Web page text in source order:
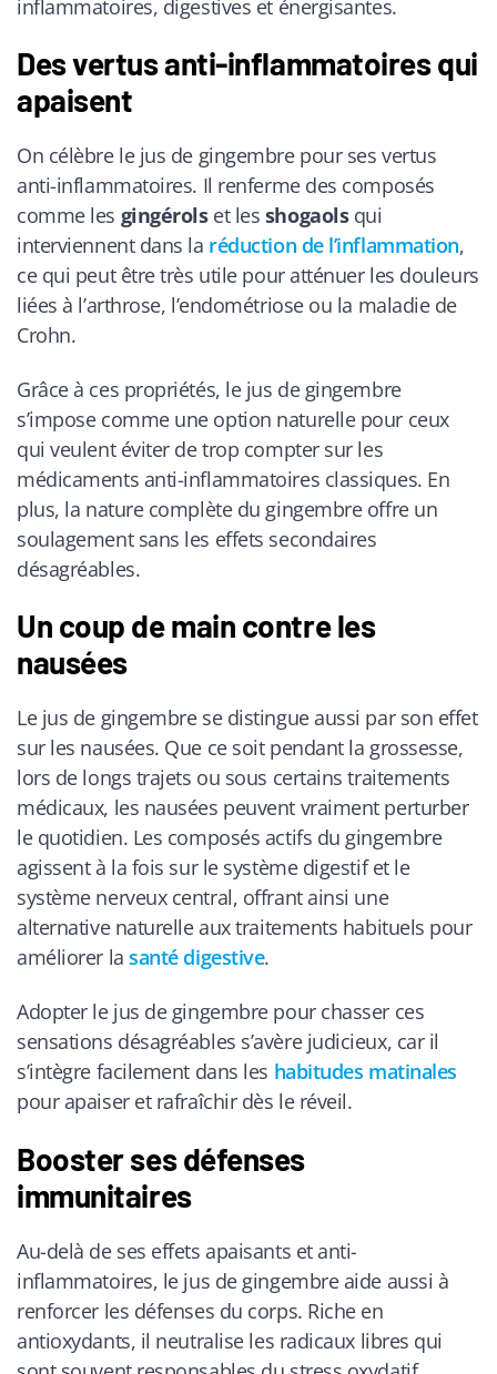
inflammatoires, digestives et énergisantes.
Des vertus anti-inflammatoires qui
apaisent
On célèbre le jus de gingembre pour ses vertus
anti-inflammatoires. Il renferme des composés
comme les gingérolset les shogaolsqui
interviennent dans la réduction de l’inflammation,
ce qui peut être très utile pour atténuer les douleurs
liées à l’arthrose, l’endométriose ou la maladie de
Crohn.
Grâce à ces propriétés, le jus de gingembre
s’impose comme une option naturelle pour ceux
qui veulent éviter de trop compter sur les
médicaments anti-inflammatoires classiques. En
plus, la nature complète du gingembre offre un
soulagement sans les effets secondaires
désagréables.
Un coup de main contre les
nausées
Le jus de gingembre se distingue aussi par son effet
sur les nausées. Que ce soit pendant la grossesse,
lors de longs trajets ou sous certains traitements
médicaux, les nausées peuvent vraiment perturber
le quotidien. Les composés actifs du gingembre
agissent à la fois sur le système digestif et le
système nerveux central, offrant ainsi une
alternative naturelle aux traitements habituels pour
améliorer lasanté digestive.
Adopter le jus de gingembre pour chasser ces
sensations désagréables s’avère judicieux, car il
s’intègre facilement dans les habitudes matinales
pour apaiser et rafraîchir dès le réveil.
Booster ses défenses
immunitaires
Au-delà de ses effets apaisants et anti-
inflammatoires, le jus de gingembre aide aussi à
renforcer les défenses du corps. Riche en
antioxydants, il neutralise les radicaux libres qui